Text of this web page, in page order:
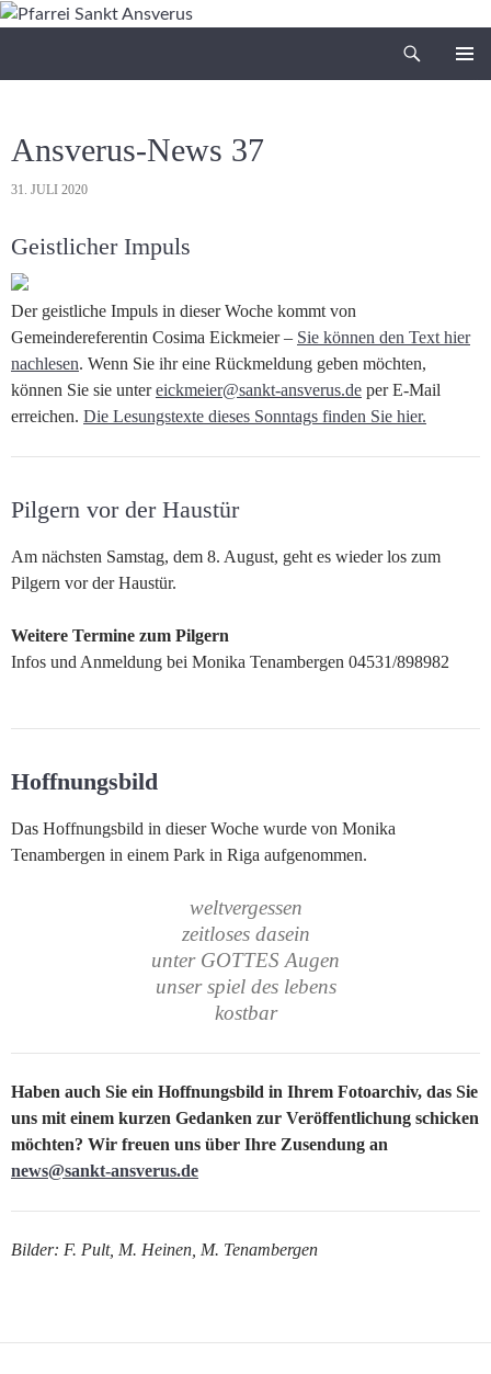
Zum
Ansverus-News 37
31. JULI 2020
Geistlicher Impuls
Der geistliche Impuls in dieser Woche kommt von
Gemeindereferentin Cosima Eickmeier – Sie können den Text hier
nachlesen. Wenn Sie ihr eine Rückmeldung geben möchten,
können Sie sie untereickmeier@sankt-ansverus.de per E-Mail
erreichen. Die Lesungstexte dieses Sonntags finden Sie hier.
Pilgern vor der Haustür
Am nächsten Samstag, dem 8. August, geht es wieder los zum
Pilgern vor der Haustür.
Weitere Termine zum Pilgern
Infos und Anmeldung bei Monika Tenambergen 04531/898982
Hoffnungsbild
Das Hoffnungsbild in dieser Woche wurde von Monika
Tenambergen in einem Park in Riga aufgenommen.
weltvergessen
zeitloses dasein
unter GOTTES Augen
unser spiel des lebens
kostbar
Haben auch Sie ein Hoffnungsbild in Ihrem Fotoarchiv, das Sie
uns mit einem kurzen Gedanken zur Veröffentlichung schicken
möchten? Wir freuen uns über Ihre Zusendung an
news@sankt-ansverus.de
Bilder: F. Pult, M. Heinen, M. Tenambergen